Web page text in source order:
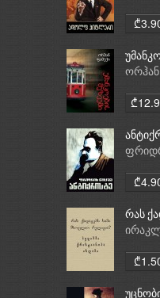
ორჰან
რას